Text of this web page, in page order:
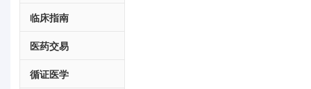
临床指南
医药交易
循证医学